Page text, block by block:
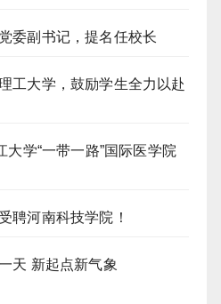
委副书记，提名任校长
工大学，鼓励学生全力以赴
学“一带一路”国际医学院
聘河南科技学院！
天 新起点新气象